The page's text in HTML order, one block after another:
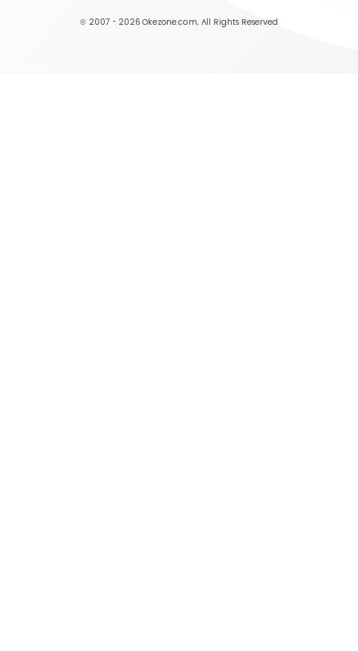
© 2007 - 2026 Okezone.com, All Rights Reserved